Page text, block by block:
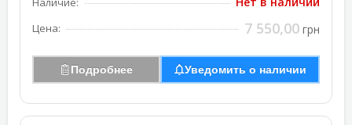
Цена: 7 550,00 грн
Подробнее Уведомить о наличии